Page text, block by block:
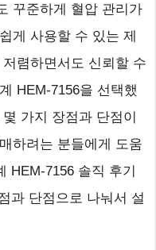
꾸준하게 혈압 관리가
게 사용할 수 있는 제
렴하면서도 신뢰할 수
HEM-7156을 선택했
가지 장점과 단점이
하려는 분들에게 도움
HEM-7156 솔직 후기
과 단점으로 나눠서 설